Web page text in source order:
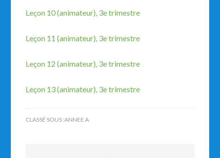
Leçon 10 (animateur), 3e trimestre
Leçon 11 (animateur), 3e trimestre
Leçon 12 (animateur), 3e trimestre
Leçon 13 (animateur), 3e trimestre
CLASSÉ SOUS :ANNEE A